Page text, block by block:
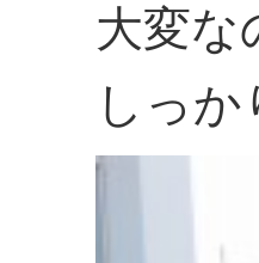
大変な
しっ